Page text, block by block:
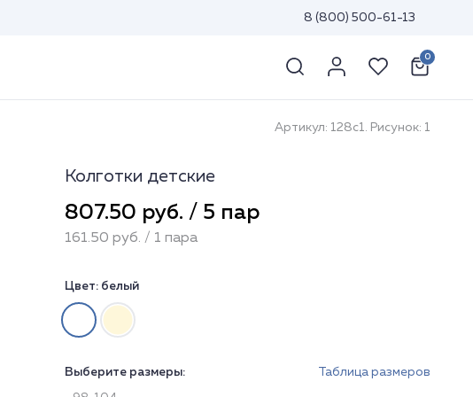
8 (800) 500-61-13
0
Артикул: 128с1. Рисунок: 1
Колготки детские
807.50 руб. / 5 пар
161.50 руб. / 1 пара
Цвет: белый
Выберите размеры: Таблица размеров